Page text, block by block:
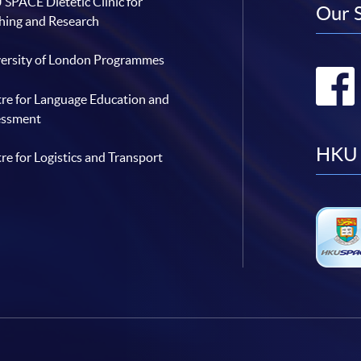
and Research
of London Programmes
for Language Education and
for Logistics and Transport
Our
HKU